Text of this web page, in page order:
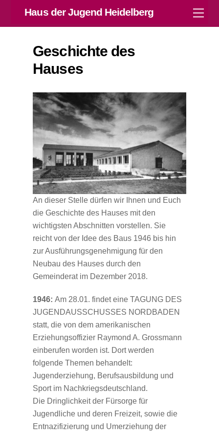
Haus der Jugend Heidelberg
Geschichte des
Hauses
An dieser Stelle dürfen wir Ihnen und Euch
die Geschichte des Hauses mit den
wichtigsten Abschnitten vorstellen. Sie
reicht von der Idee des Baus 1946 bis hin
zur Ausführungsgenehmigung für den
Neubau des Hauses durch den
Gemeinderat im Dezember 2018.
1946:Am 28.01. findet eine TAGUNG DES
JUGENDAUSSCHUSSES NORDBADEN
statt, die von dem amerikanischen
Erziehungsoffizier Raymond A. Grossmann
einberufen worden ist. Dort werden
folgende Themen behandelt:
Jugenderziehung, Berufsausbildung und
Sport im Nachkriegsdeutschland.
Die Dringlichkeit der Fürsorge für
Jugendliche und deren Freizeit, sowie die
Entnazifizierung und Umerziehung der